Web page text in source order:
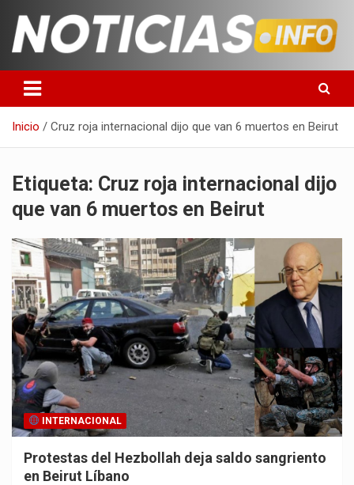
contenido
Noticias en español
Inicio Cruz roja internacional dijo que van 6 muertos en Beirut
Etiqueta: Cruz roja internacional dijo
que van 6 muertos en Beirut
INTERNACIONAL
Protestas del Hezbollah deja saldo sangriento
en Beirut Líbano